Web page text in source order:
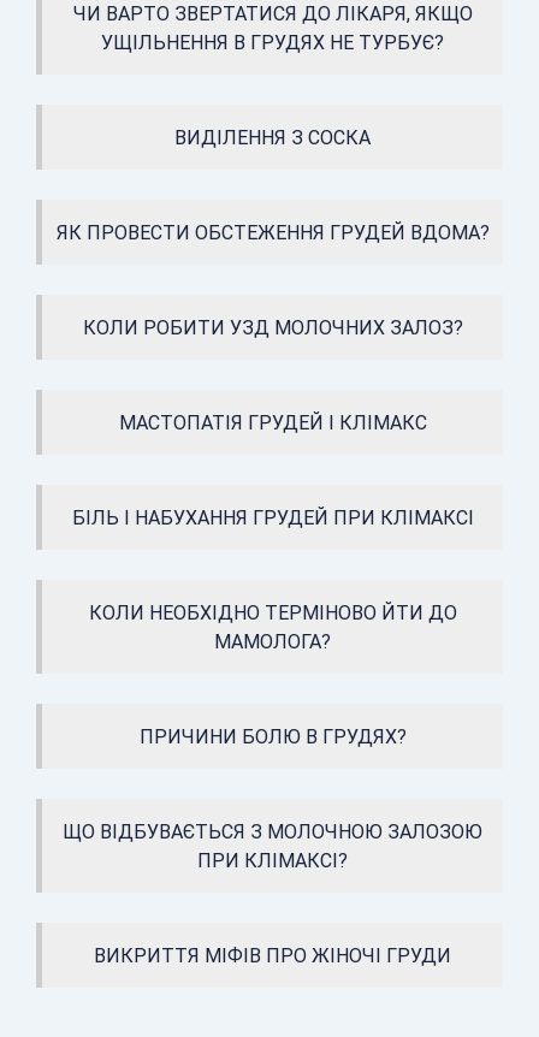
ЧИ ВАРТО ЗВЕРТАТИСЯ ДО ЛІКАРЯ, ЯКЩО
УЩІЛЬНЕННЯ В ГРУДЯХ НЕ ТУРБУЄ?
ВИДІЛЕННЯ З СОСКА
ЯК ПРОВЕСТИ ОБСТЕЖЕННЯ ГРУДЕЙ ВДОМА?
КОЛИ РОБИТИ УЗД МОЛОЧНИХ ЗАЛОЗ?
МАСТОПАТІЯ ГРУДЕЙ І КЛІМАКС
БІЛЬ І НАБУХАННЯ ГРУДЕЙ ПРИ КЛІМАКСІ
КОЛИ НЕОБХІДНО ТЕРМІНОВО ЙТИ ДО
МАМОЛОГА?
ПРИЧИНИ БОЛЮ В ГРУДЯХ?
ЩО ВІДБУВАЄТЬСЯ З МОЛОЧНОЮ ЗАЛОЗОЮ
ПРИ КЛІМАКСІ?
ВИКРИТТЯ МІФІВ ПРО ЖІНОЧІ ГРУДИ